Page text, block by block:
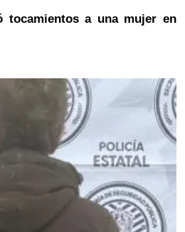
tocamientos a una mujer en